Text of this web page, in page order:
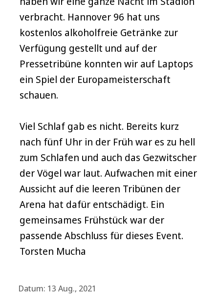
verbracht. Hannover 96 hat uns
kostenlos alkoholfreie Getränke zur
Verfügung gestellt und auf der
Pressetribüne konnten wir auf Laptops
ein Spiel der Europameisterschaft
schauen.
Viel Schlaf gab es nicht. Bereits kurz
nach fünf Uhr in der Früh war es zu hell
zum Schlafen und auch das Gezwitscher
der Vögel war laut. Aufwachen mit einer
Aussicht auf die leeren Tribünen der
Arena hat dafür entschädigt. Ein
gemeinsames Frühstück war der
passende Abschluss für dieses Event.
Torsten Mucha
Datum: 13 Aug., 2021